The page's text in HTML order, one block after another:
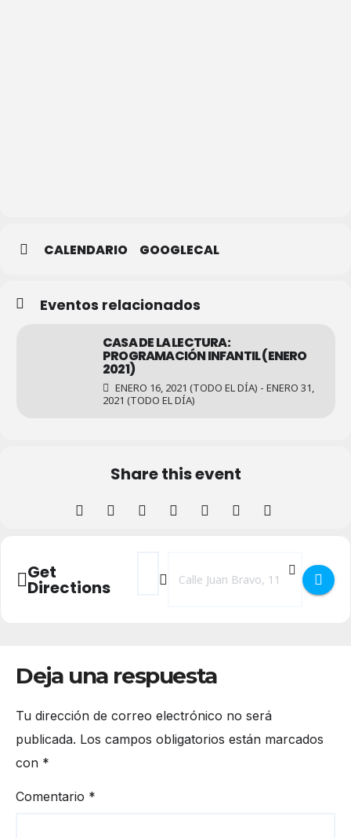
CALENDARIO GOOGLECAL
Eventos relacionados
CASA DE LA LECTURA:
PROGRAMACIÓN INFANTIL (ENERO
2021)
ENERO 16, 2021 (TODO EL DÍA) - ENERO 31,
2021 (TODO EL DÍA)
Share this event
Get
Directions
Address - Carmen Losa - 365 Mujeres []
Destination Address - Carmen
Deja una respuesta
Tu dirección de correo electrónico no será
publicada. Los campos obligatorios están marcados
con *
Comentario *